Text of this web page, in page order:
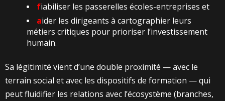
fiabiliser les passerelles écoles-entreprises et
aider les dirigeants à cartographier leurs
métiers critiques pour prioriser l’investissement
humain.
Sa légitimité vient d’une double proximité — avec le
terrain social et avec les dispositifs de formation — qui
peut fluidifier les relations avec l’écosystème (branches,